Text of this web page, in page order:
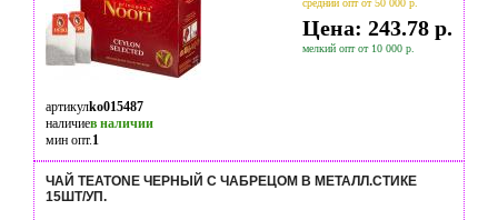
средний опт от 50 000 р.
Цена: 243.78 р.
мелкий опт от 10 000 р.
артикулko015487
наличиев наличии
мин опт.1
ЧАЙ TEATONE ЧЕРНЫЙ С ЧАБРЕЦОМ В МЕТАЛЛ.СТИКЕ
15ШТ/УП.